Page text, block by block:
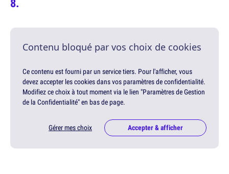
Contenu bloqué par vos choix de cookies
Ce contenu est fourni par un service tiers. Pour l'afficher, vous
devez accepter les cookies dans vos paramètres de confidentialité.
Modifiez ce choix à tout moment via le lien "Paramètres de Gestion
de la Confidentialité" en bas de page.
Gérer mes choix Accepter & afficher